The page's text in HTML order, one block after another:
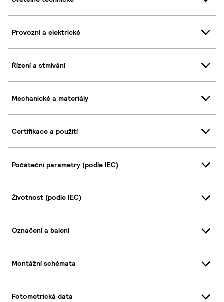
Provozní a elektrické
Řízení a stmívání
Mechanické a materiály
Certifikace a použití
Počáteční parametry (podle IEC)
Životnost (podle IEC)
Označení a balení
Montážní schémata
Fotometrická data